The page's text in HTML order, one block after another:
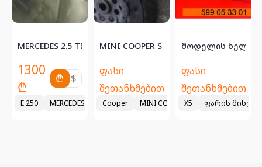
რომ დაგათვ...
euro5 ძრავის ნაწილები, გადაცემათა კოლოფი, ცეპლენია
MERCEDES 2.5 TD ტურბო დიზელის პლიტა მცოცავი მ...
1300
₾
₾ $
E 250 MERCEDES 2.5 TD ტურბო დიზელის პლიტა მცოცავი
MINI COOPER S 1.6 მახავიკი პლიტა
ფასი
შეთანხმებით
Cooper MINI COOPER S 1.6 მახავიკი
მოდელის
ფასი
შეთანხმებით
X5 ფარის მინები